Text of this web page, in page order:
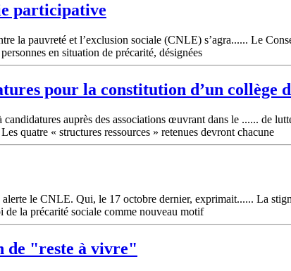
participative
la pauvreté et l’exclusion sociale (CNLE) s’agra...... Le
en situation de précarité, désignées
pour la constitution d’un collège
auprès des associations œuvrant dans le ...... de
quatre « structures ressources » retenues devront chacune
le CNLE. Qui, le 17 octobre dernier, exprimait...... La
la précarité sociale comme nouveau motif
de "reste à vivre"